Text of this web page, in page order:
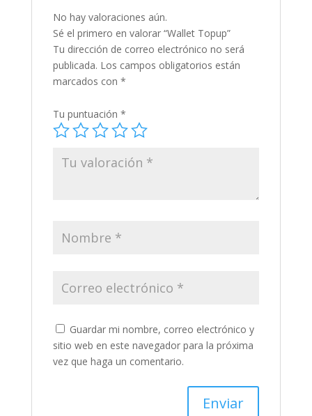
No hay valoraciones aún.
Sé el primero en valorar “Wallet Topup”
Tu dirección de correo electrónico no será
publicada. Los campos obligatorios están
marcados con *
Tu puntuación *
Guardar mi nombre, correo electrónico y
sitio web en este navegador para la próxima
vez que haga un comentario.